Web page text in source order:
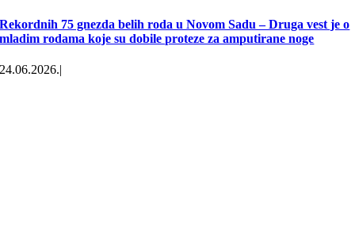
Rekordnih 75 gnezda belih roda u Novom Sadu – Druga vest je o
mladim rodama koje su dobile proteze za amputirane noge
24.06.2026.|